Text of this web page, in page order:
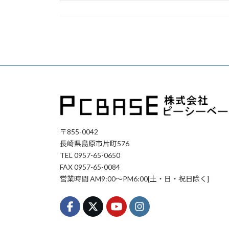
〒855-0042
長崎県島原市片町576
TEL 0957-65-0650
FAX 0957-65-0084
営業時間 AM9:00～PM6:00[土・日・祝日除く]